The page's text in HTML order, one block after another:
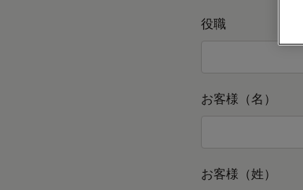
役職
お客様（名）
お客様（姓）